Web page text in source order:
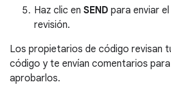
Haz clic en SEND para enviar
revisión.
Los propietarios de código revisan
código y te envían comentarios
aprobarlos.